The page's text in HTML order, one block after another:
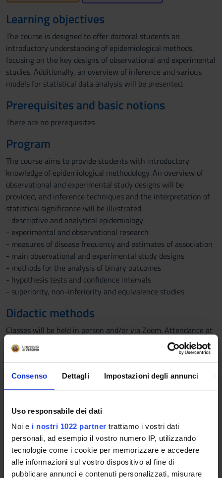
Consenso Dettagli Impostazioni degli annunci
Uso responsabile dei dati
Noi e i nostri 1022 partner trattiamo i vostri dati
personali, ad esempio il vostro numero IP, utilizzando
tecnologie come i cookie per memorizzare e accedere
alle informazioni sul vostro dispositivo al fine di
pubblicare annunci e contenuti personalizzati, misurare
Learning objectives
The course is designed to offer doctoral students an
introductory understanding of epidemiological methods,
focusing on the key designs of observational and experimental
studies. Additionally, an overview of inference and various
models for statistical data analysis will be presented.
Prerequisites and basic notions
There are no prerequisites
Program
The course aims to provide students with introductory
knowledge of epidemiological methodology. An overview of
observational and experimental study designs will be
provided, and inference techniques and the interpretation of
statistical significance will be illustrated.
- descriptive and analytical epidemiology
- experimental and observational research
- measures of disease frequency and estimates of association
- main observational and experimental study designs
- methods for the analysis of binary outcomes
- hypothesis tests and confidence intervals
- superiority, non-inferiority and equivalence studies
Didactic methods
Classes will be held in person and/or via Zoom. Attendance at
75% of classes is required.
Learning assessment procedures
There is no final exam
Students with disabilities or specific learning
disorders (SLD), who intend to request the adaptation
of the exam, must follow the instructions givenHERE
Assessment